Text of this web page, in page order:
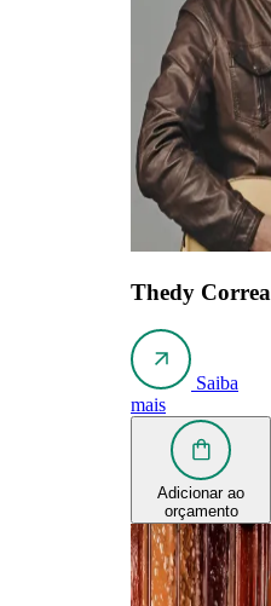
Thedy Correa
Saiba
mais
Adicionar ao
orçamento